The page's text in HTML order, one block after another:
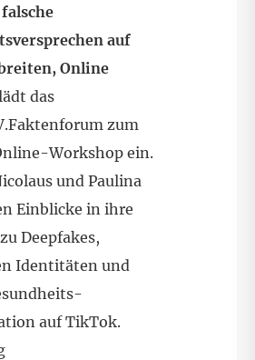
auf
Online
das
zum
Workshop ein.
und Paulina
Einblicke in ihre
Deepfakes,
Identitäten und
auf TikTok.